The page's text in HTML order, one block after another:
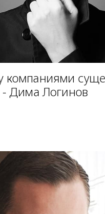
компаниями
- Дима Логинов